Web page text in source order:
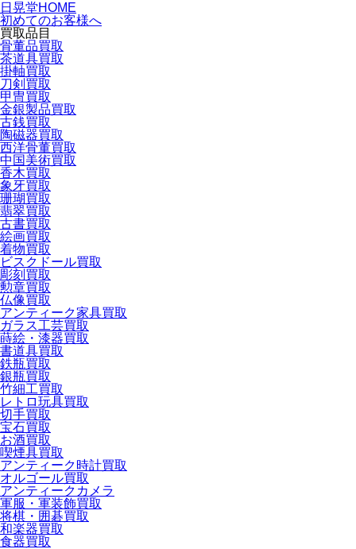
日晃堂HOME
初めてのお客様へ
買取品目
骨董品買取
茶道具買取
掛軸買取
刀剣買取
甲冑買取
金銀製品買取
古銭買取
陶磁器買取
西洋骨董買取
中国美術買取
香木買取
象牙買取
珊瑚買取
翡翠買取
古書買取
絵画買取
着物買取
ビスクドール買取
彫刻買取
勲章買取
仏像買取
アンティーク家具買取
ガラス工芸買取
蒔絵・漆器買取
書道具買取
鉄瓶買取
銀瓶買取
竹細工買取
レトロ玩具買取
切手買取
宝石買取
お酒買取
喫煙具買取
アンティーク時計買取
オルゴール買取
アンティークカメラ
軍服・軍装飾買取
将棋・囲碁買取
和楽器買取
食器買取